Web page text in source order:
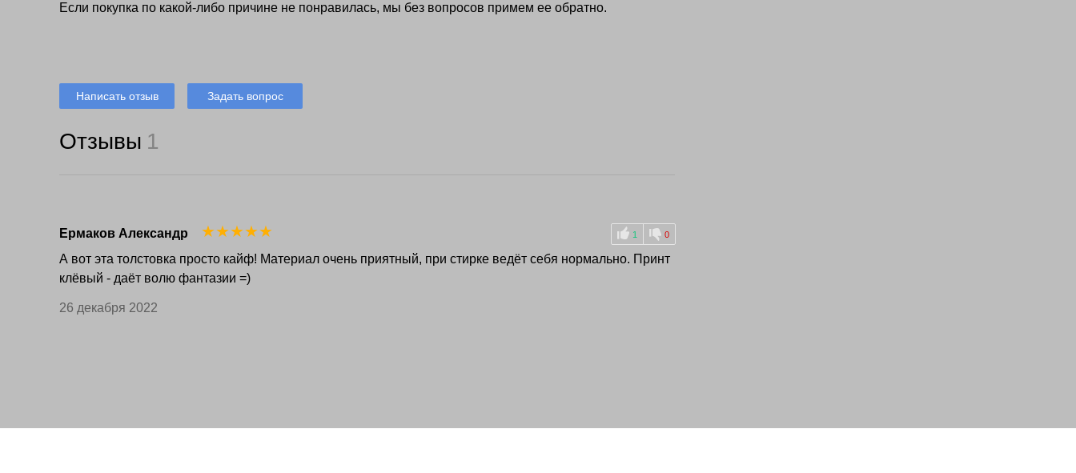
Если покупка по какой-либо причине не понравилась, мы без вопросов примем ее обратно.
Написать отзыв Задать вопрос
Отзывы 1
Ермаков Александр 1 0
☆
☆
☆
☆
☆
А вот эта толстовка просто кайф! Материал очень приятный, при стирке ведёт себя нормально. Принт
клёвый - даёт волю фантазии =)
26 декабря 2022